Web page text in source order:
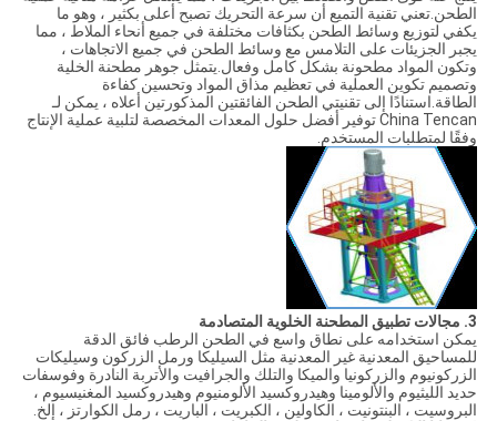
الطحن.تعني تقنية التميع أن سرعة التحريك تصبح أعلى بكثير ، وهو ما
يكفي لتوزيع وسائط الطحن بكثافات مختلفة في جميع أنحاء الملاط ، مما
يجبر الجزيئات على التلامس مع وسائط الطحن في جميع الاتجاهات ،
وتكون المواد مطحونة بشكل كامل وفعال.يتمثل جوهر مطحنة الخلية
وتصميم تكوين العملية في تعظيم مذاق المواد وتحسين كفاءة
الطاقة.استنادًا إلى تقنيتي الطحن الفائقتين المذكورتين أعلاه ، يمكن لـ
China Tencan توفير أفضل حلول المعدات المخصصة لتلبية عملية الإنتاج
وفقًا لمتطلبات المستخدم.
3. مجالات تطبيق المطحنة الخلوية المتصادمة
يمكن استخدامه على نطاق واسع في الطحن الرطب فائق الدقة
للمساحيق المعدنية غير المعدنية مثل السيليكا ورمل الزركون وسيليكات
الزركونيوم والزركونيا والميكا والتلك والجرافيت والأتربة النادرة وفوسفات
حديد الليثيوم والألومينا وهيدروكسيد الألومنيوم وهيدروكسيد المغنيسيوم ،
البروسيت ، البنتونيت ، الكاولين ، الكبريت ، الباريت ، رمل الكوارتز ، إلخ.